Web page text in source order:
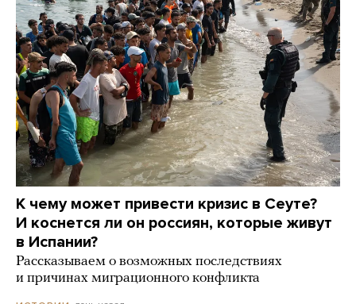
К чему может привести кризис в Сеуте?
И коснется ли он россиян, которые живут
в Испании?
Рассказываем о возможных последствиях
и причинах миграционного конфликта